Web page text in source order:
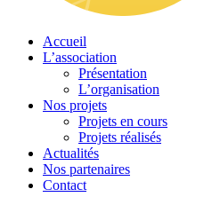
Accueil
L’association
Présentation
L’organisation
Nos projets
Projets en cours
Projets réalisés
Actualités
Nos partenaires
Contact